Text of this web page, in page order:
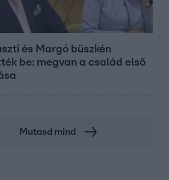
és Margó büszkén
be: megvan a család első
Mutasd mind